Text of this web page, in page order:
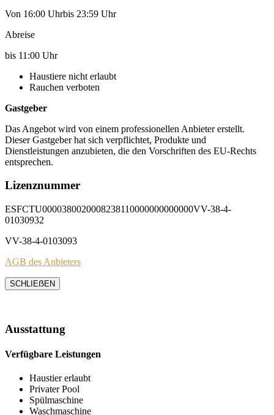
Von 16:00 Uhrbis 23:59 Uhr
Abreise
bis 11:00 Uhr
Haustiere nicht erlaubt
Rauchen verboten
Gastgeber
Das Angebot wird von einem professionellen Anbieter erstellt.
Dieser Gastgeber hat sich verpflichtet, Produkte und
Dienstleistungen anzubieten, die den Vorschriften des EU-Rechts
entsprechen.
Lizenznummer
ESFCTU0000380020008238110000000000000VV-38-4-
01030932
VV-38-4-0103093
AGB des Anbieters
SCHLIEẞEN
Ausstattung
Verfügbare Leistungen
Haustier erlaubt
Privater Pool
Spülmaschine
Waschmaschine